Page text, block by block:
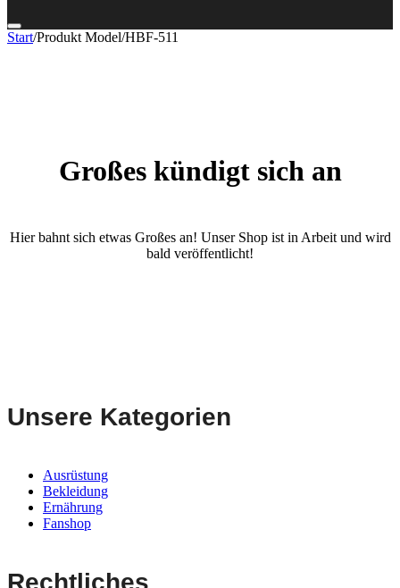
Start/Produkt Model/HBF-511
Großes kündigt sich an
Hier bahnt sich etwas Großes an! Unser Shop ist in Arbeit und wird
bald veröffentlicht!
Unsere Kategorien
Ausrüstung
Bekleidung
Ernährung
Fanshop
Rechtliches